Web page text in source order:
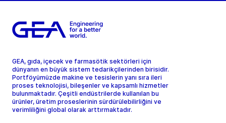
GEA, gıda, içecek ve farmasötik sektörleri için
dünyanın en büyük sistem tedarikçilerinden birisidir.
Portföyümüzde makine ve tesislerin yanı sıra ileri
proses teknolojisi, bileşenler ve kapsamlı hizmetler
bulunmaktadır. Çeşitli endüstrilerde kullanılan bu
ürünler, üretim proseslerinin sürdürülebilirliğini ve
verimliliğini global olarak arttırmaktadır.